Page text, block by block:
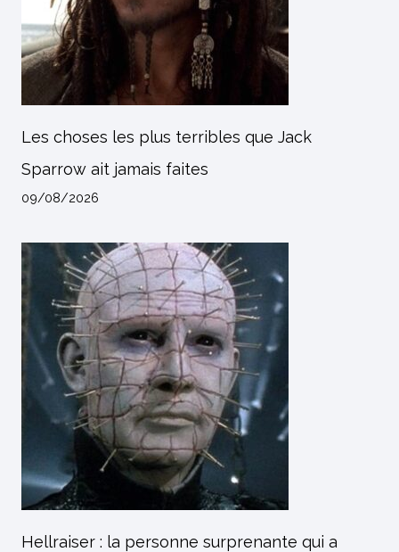
Les choses les plus terribles que Jack
Sparrow ait jamais faites
09/08/2026
Hellraiser : la personne surprenante qui a